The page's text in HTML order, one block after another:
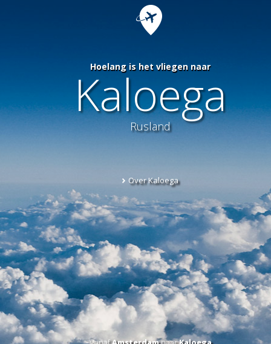
Hoelang is het vliegen naar
Kaloega
Rusland
Over Kaloega